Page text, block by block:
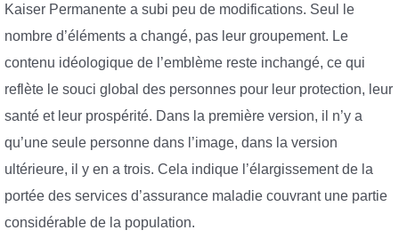
Kaiser Permanente a subi peu de modifications. Seul le
nombre d’éléments a changé, pas leur groupement. Le
contenu idéologique de l’emblème reste inchangé, ce qui
reflète le souci global des personnes pour leur protection, leur
santé et leur prospérité. Dans la première version, il n’y a
qu’une seule personne dans l’image, dans la version
ultérieure, il y en a trois. Cela indique l’élargissement de la
portée des services d’assurance maladie couvrant une partie
considérable de la population.